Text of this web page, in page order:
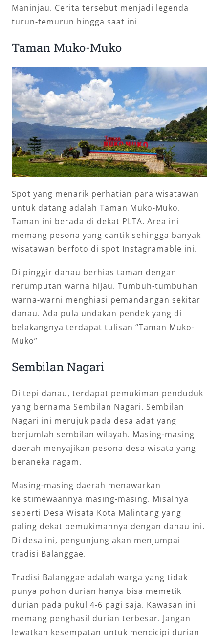
Maninjau. Cerita tersebut menjadi legenda
turun-temurun hingga saat ini.
Taman Muko-Muko
Spot yang menarik perhatian para wisatawan
untuk datang adalah Taman Muko-Muko.
Taman ini berada di dekat PLTA. Area ini
memang pesona yang cantik sehingga banyak
wisatawan berfoto di spot Instagramable ini.
Di pinggir danau berhias taman dengan
rerumputan warna hijau. Tumbuh-tumbuhan
warna-warni menghiasi pemandangan sekitar
danau. Ada pula undakan pendek yang di
belakangnya terdapat tulisan “Taman Muko-
Muko”
Sembilan Nagari
Di tepi danau, terdapat pemukiman penduduk
yang bernama Sembilan Nagari. Sembilan
Nagari ini merujuk pada desa adat yang
berjumlah sembilan wilayah. Masing-masing
daerah menyajikan pesona desa wisata yang
beraneka ragam.
Masing-masing daerah menawarkan
keistimewaannya masing-masing. Misalnya
seperti Desa Wisata Kota Malintang yang
paling dekat pemukimannya dengan danau ini.
Di desa ini, pengunjung akan menjumpai
tradisi Balanggae.
Tradisi Balanggae adalah warga yang tidak
punya pohon durian hanya bisa memetik
durian pada pukul 4-6 pagi saja. Kawasan ini
memang penghasil durian terbesar. Jangan
lewatkan kesempatan untuk mencicipi durian